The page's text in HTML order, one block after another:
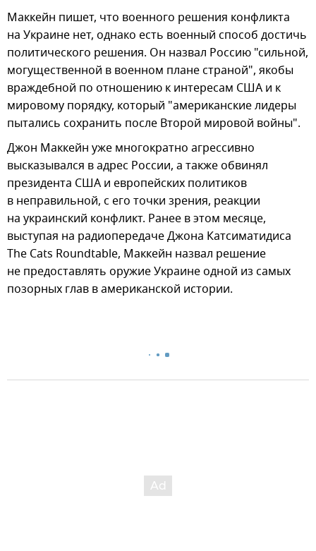
Маккейн пишет, что военного решения конфликта
на Украине нет, однако есть военный способ достичь
политического решения. Он назвал Россию "сильной,
могущественной в военном плане страной", якобы
враждебной по отношению к интересам США и к
мировому порядку, который "американские лидеры
пытались сохранить после Второй мировой войны".
Джон Маккейн уже многократно агрессивно
высказывался в адрес России, а также обвинял
президента США и европейских политиков
в неправильной, с его точки зрения, реакции
на украинский конфликт. Ранее в этом месяце,
выступая на радиопередаче Джона Катсиматидиса
The Cats Roundtable, Маккейн назвал решение
не предоставлять оружие Украине одной из самых
позорных глав в американской истории.